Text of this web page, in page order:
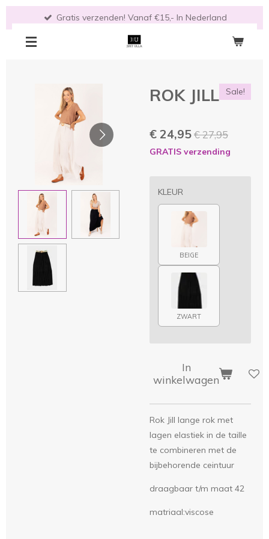
direct
Gratis verzenden! Vanaf €15,- In Nederland
ROK JILL Sale!
€ 24,95€ 27,95
GRATIS verzending
KLEUR
BEIGE
ZWART
In
winkelwagen
Rok Jill lange rok met
lagen elastiek in de taille
te combineren met de
bijbehorende ceintuur
draagbaar t/m maat 42
matriaal:viscose